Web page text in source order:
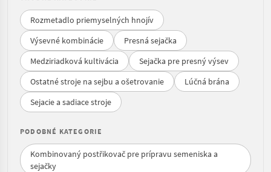
Rozmetadlo priemyselných hnojív
Výsevné kombinácie
Presná sejačka
Medziriadková kultivácia
Sejačka pre presný výsev
Ostatné stroje na sejbu a ošetrovanie
Lúčná brána
Sejacie a sadiace stroje
PODOBNÉ KATEGORIE
Kombinovaný postřikovač pre prípravu semeniska a
sejačky